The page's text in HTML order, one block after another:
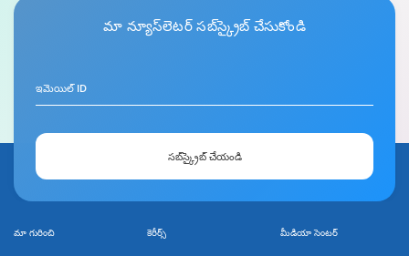
మా న్యూస్‌లెటర్ సబ్‌స్క్రైబ్ చేసుకోండి
ఇమెయిల్ ID
సబ్‌స్క్రైబ్ చేయండి
మా గురించి కెరీర్స్ మీడియా సెంటర్